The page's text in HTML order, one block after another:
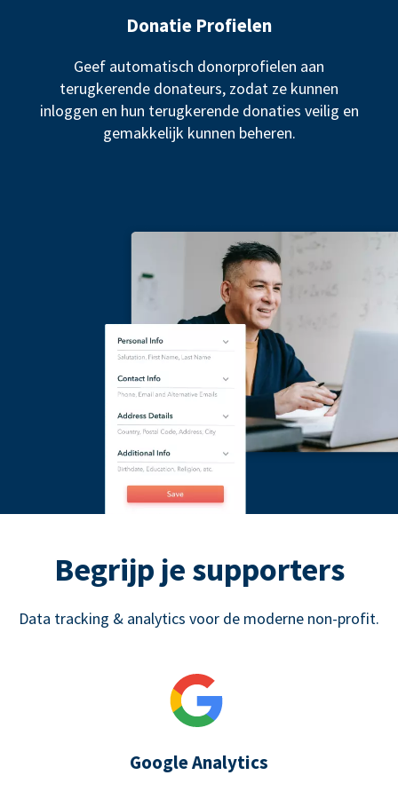
Donatie Profielen
Geef automatisch donorprofielen aan
terugkerende donateurs, zodat ze kunnen
inloggen en hun terugkerende donaties veilig en
gemakkelijk kunnen beheren.
Begrijp je supporters
Data tracking & analytics voor de moderne non-profit.
Google Analytics